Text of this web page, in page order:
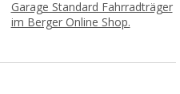
Garage Standard Fahrradträger
im Berger Online Shop.